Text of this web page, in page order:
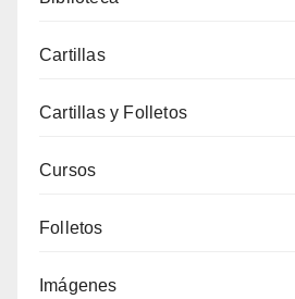
Cartillas
Cartillas y Folletos
Cursos
Folletos
Imágenes